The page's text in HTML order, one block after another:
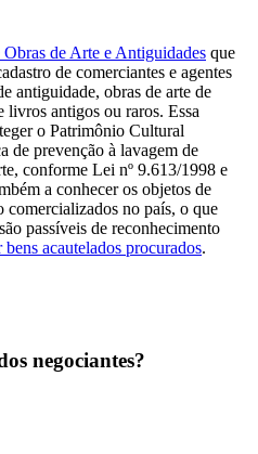
de Arte e Antiguidades que
de comerciantes e agentes
antiguidade, obras de arte de
livros antigos ou raros. Essa
o Patrimônio Cultural
de prevenção à lavagem de
conforme Lei nº 9.613/1998 e
a conhecer os objetos de
comercializados no país, o que
passíveis de reconhecimento
bens acautelados procurados.
negociantes?